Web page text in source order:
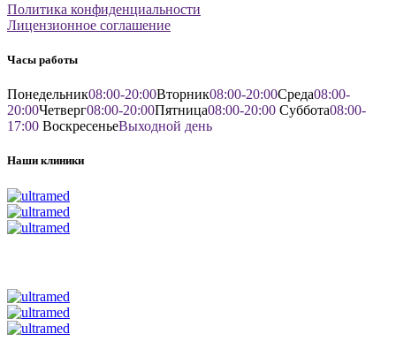
Политика конфиденциальности
Лицензионное соглашение
Часы работы
Понедельник08:00-20:00Вторник08:00-20:00Среда08:00-
20:00Четверг08:00-20:00Пятница08:00-20:00 Суббота08:00-
17:00 ВоскресеньеВыходной день
Наши клиники